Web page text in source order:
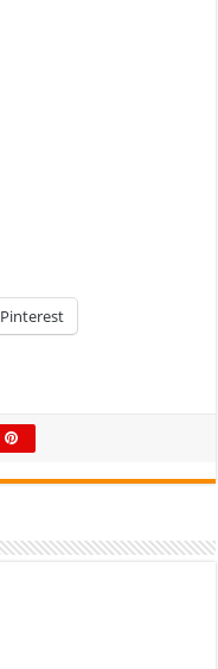
Pinterest